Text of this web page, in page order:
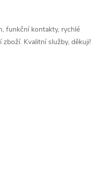
funkční kontakty, rychlé
Kvalitní služby, děkuji!